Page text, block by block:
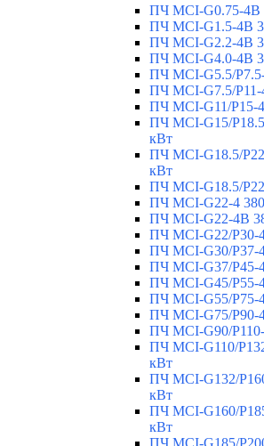
ПЧ MCI-G0.75-4B
ПЧ MCI-G1.5-4B
ПЧ MCI-G2.2-4B
ПЧ MCI-G4.0-4B
ПЧ MCI-G5.5/
ПЧ MCI-G7.5/
ПЧ MCI-G11/P15-
ПЧ MCI-G15/
кВт
ПЧ MCI-G18.5/
кВт
ПЧ MCI-G18.5/
ПЧ MCI-G22-4
ПЧ MCI-G22-4B
ПЧ MCI-G22/P30-
ПЧ MCI-G30/P37-
ПЧ MCI-G37/P45-
ПЧ MCI-G45/P55-
ПЧ MCI-G55/P75-
ПЧ MCI-G75/P90-
ПЧ MCI-G90/
ПЧ MCI-G110/
кВт
ПЧ MCI-G132/
кВт
ПЧ MCI-G160/
кВт